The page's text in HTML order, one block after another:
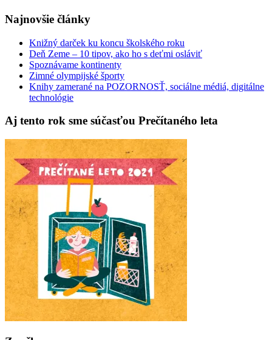
Najnovšie články
Knižný darček ku koncu školského roku
Deň Zeme – 10 tipov, ako ho s deťmi osláviť
Spoznávame kontinenty
Zimné olympijské športy
Knihy zamerané na POZORNOSŤ, sociálne médiá, digitálne
technológie
Aj tento rok sme súčasťou Prečítaného leta